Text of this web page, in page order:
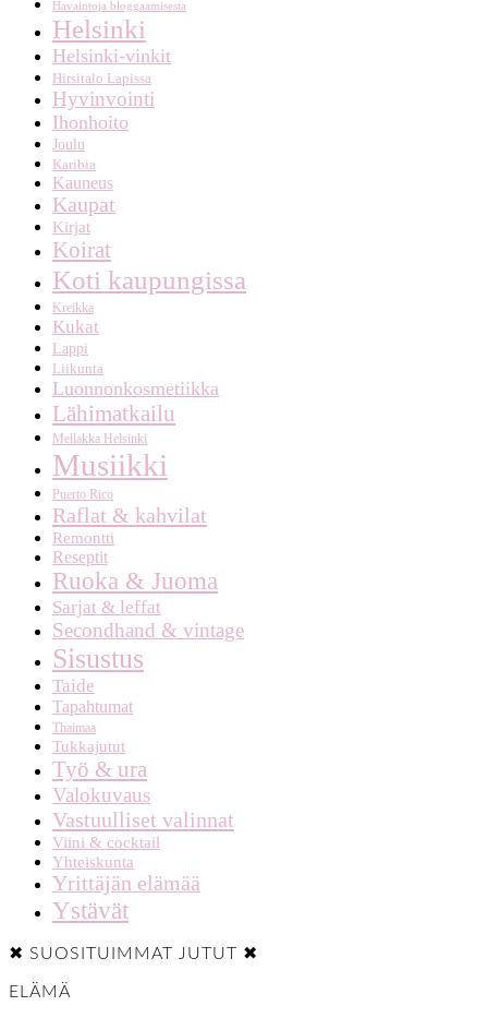
Havaintoja bloggaamisesta
Helsinki
Helsinki-vinkit
Hirsitalo Lapissa
Hyvinvointi
Ihonhoito
Joulu
Karibia
Kauneus
Kaupat
Kirjat
Koirat
Koti kaupungissa
Kreikka
Kukat
Lappi
Liikunta
Luonnonkosmetiikka
Lähimatkailu
Mellakka Helsinki
Musiikki
Puerto Rico
Raflat & kahvilat
Remontti
Reseptit
Ruoka & Juoma
Sarjat & leffat
Secondhand & vintage
Sisustus
Taide
Tapahtumat
Thaimaa
Tukkajutut
Työ & ura
Valokuvaus
Vastuulliset valinnat
Viini & cocktail
Yhteiskunta
Yrittäjän elämää
Ystävät
✖ SUOSITUIMMAT JUTUT ✖
ELÄMÄ